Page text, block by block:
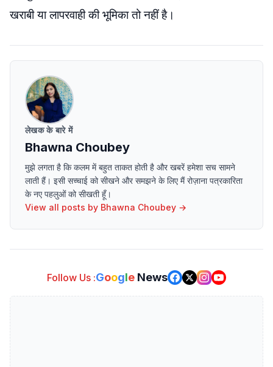
खराबी या लापरवाही की भूमिका तो नहीं है।
लेखक के बारे में
Bhawna Choubey
मुझे लगता है कि कलम में बहुत ताकत होती है और खबरें हमेशा सच सामने
लाती हैं। इसी सच्चाई को सीखने और समझने के लिए मैं रोज़ाना पत्रकारिता
के नए पहलुओं को सीखती हूँ।
View all posts by Bhawna Choubey →
Follow Us :Google News